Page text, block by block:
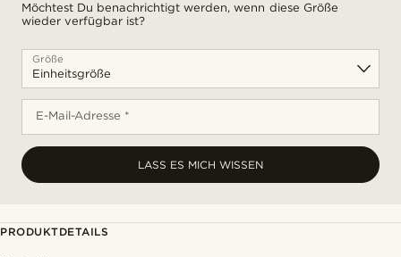
Möchtest Du benachrichtigt werden, wenn diese Größe
wieder verfügbar ist?
Größe
E-Mail-Adresse *
LASS ES MICH WISSEN
PRODUKTDETAILS